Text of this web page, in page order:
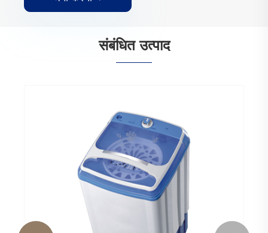
संबंधित उत्पाद